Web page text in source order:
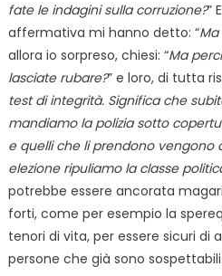
fate le indagini sulla corruzione?”
affermativa mi hanno detto: “
allora io sorpreso, chiesi: “Ma
lasciate rubare?” e loro, di tutta
test di integrità. Significa che
mandiamo la polizia sotto
e quelli che li prendono vengono
elezione ripuliamo la classe
potrebbe essere ancorata
forti, come per esempio la
tenori di vita, per essere sicuri di
persone che già sono sospettabili.